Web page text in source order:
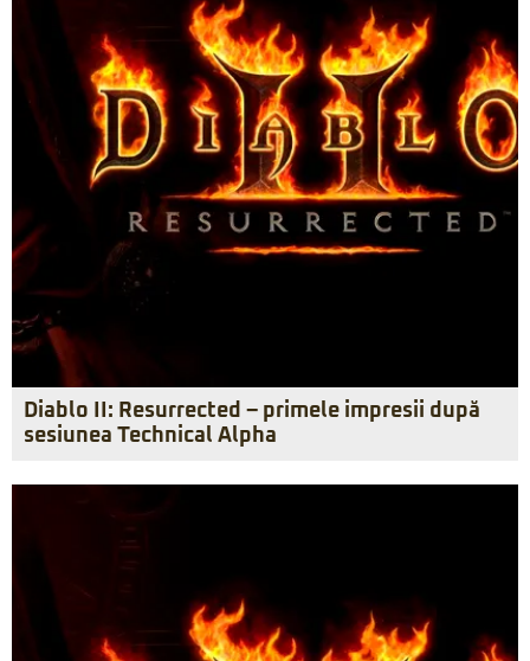
Diablo II: Resurrected – primele impresii după
sesiunea Technical Alpha